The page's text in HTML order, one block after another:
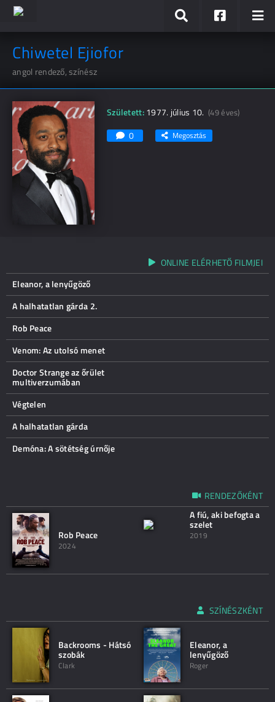
Chiwetel Ejiofor
angol rendező, színész
Született:1977. július 10.(49 éves)
0 Megosztás
ONLINE ELÉRHETŐ FILMJEI
Eleanor, a lenyűgöző
A halhatatlan gárda 2.
Rob Peace
Venom: Az utolsó menet
Doctor Strange az őrület
multiverzumában
Végtelen
A halhatatlan gárda
Demóna: A sötétség úrnője
RENDEZŐKÉNT
Rob Peace
2024
A fiú, aki befogta a
szelet
2019
SZÍNÉSZKÉNT
Backrooms - Hátsó
szobák
Clark
Eleanor, a
lenyűgöző
Roger